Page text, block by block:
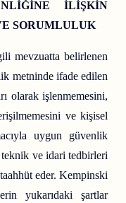
İLİŞKİN
SORUMLULUK
mevzuatta belirlenen
metninde ifade edilen
olarak işlenmemesini,
ve kişisel
uygun güvenlik
ve idari tedbirleri
eder. Kempinski
yukarıdaki şartlar